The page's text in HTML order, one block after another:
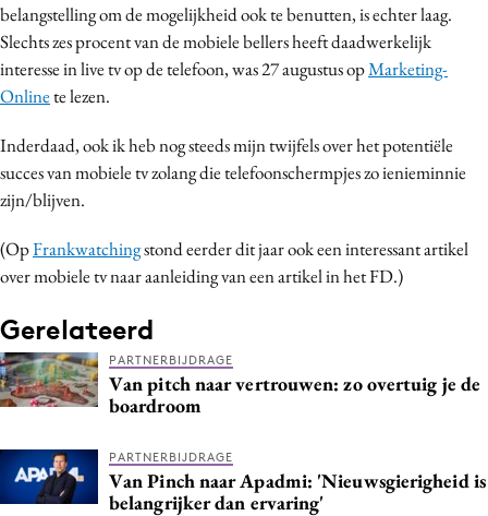
belangstelling om de mogelijkheid ook te benutten, is echter laag.
Slechts zes procent van de mobiele bellers heeft daadwerkelijk
interesse in live tv op de telefoon, was 27 augustus opMarketing-
Onlinete lezen.
Inderdaad, ook ik heb nog steeds mijn twijfels over het potentiële
succes van mobiele tv zolang die telefoonschermpjes zo ienieminnie
zijn/blijven.
(OpFrankwatchingstond eerder dit jaar ook een interessant artikel
over mobiele tv naar aanleiding van een artikel in het FD.)
Gerelateerd
PARTNERBIJDRAGE
Van pitch naar vertrouwen: zo overtuig je de
boardroom
PARTNERBIJDRAGE
Van Pinch naar Apadmi: 'Nieuwsgierigheid is
belangrijker dan ervaring'